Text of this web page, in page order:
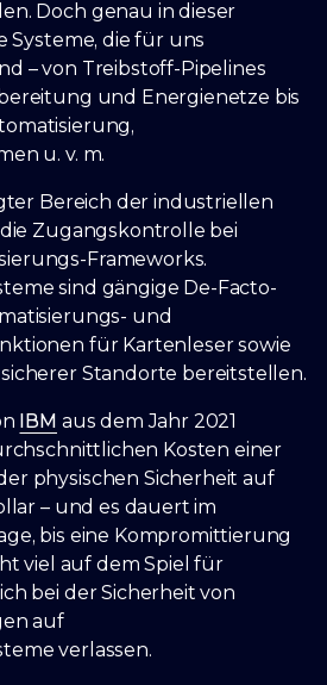
Doch genau in dieser
Systeme, die für uns
– von Treibstoff-Pipelines
und Energienetze bis
u. v. m.
Bereich der industriellen
Zugangskontrolle bei
Frameworks.
sind gängige De-Facto-
und
für Kartenleser sowie
Standorte bereitstellen.
IBM aus dem Jahr 2021
Kosten einer
physischen Sicherheit auf
– und es dauert im
bis eine Kompromittierung
viel auf dem Spiel für
bei der Sicherheit von
auf
verlassen.